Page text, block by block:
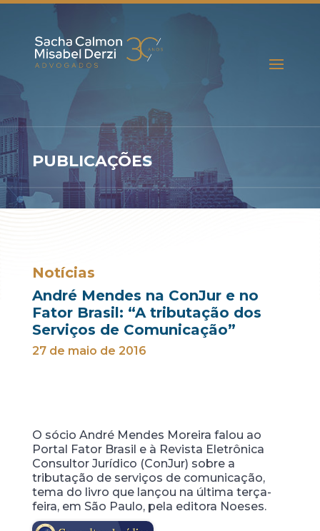
PUBLICAÇÕES
Notícias
André Mendes na ConJur e no
Fator Brasil: “A tributação dos
Serviços de Comunicação”
27 de maio de 2016
O sócio André Mendes Moreira falou ao
Portal Fator Brasil e à Revista Eletrônica
Consultor Jurídico (ConJur) sobre a
tributação de serviços de comunicação,
tema do livro que lançou na última terça-
feira, em São Paulo, pela editora Noeses.